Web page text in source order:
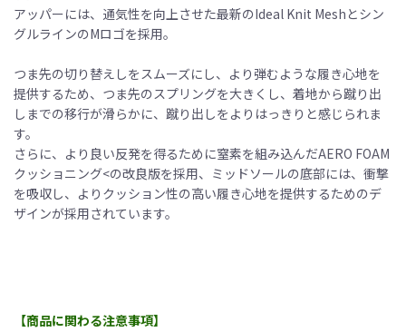
アッパーには、通気性を向上させた最新のIdeal Knit Meshとシン
グルラインのMロゴを採用。
つま先の切り替えしをスムーズにし、より弾むような履き心地を
提供するため、つま先のスプリングを大きくし、着地から蹴り出
しまでの移行が滑らかに、蹴り出しをよりはっきりと感じられま
す。
さらに、より良い反発を得るために窒素を組み込んだAERO FOAM
クッショニング<の改良版を採用、ミッドソールの底部には、衝撃
を吸収し、よりクッション性の高い履き心地を提供するためのデ
ザインが採用されています。
【商品に関わる注意事項】